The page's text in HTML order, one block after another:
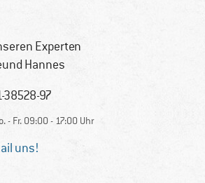
Experten
Hannes
38528-97
- Fr. 09:00 - 17:00 Uhr
uns!